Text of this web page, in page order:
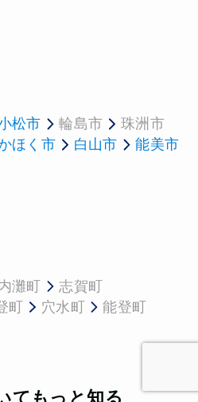
松市 輪島市
珠洲市
ほく市 白山市
能美市
灘町
志賀町
町 穴水町 能登町
てもっと知る